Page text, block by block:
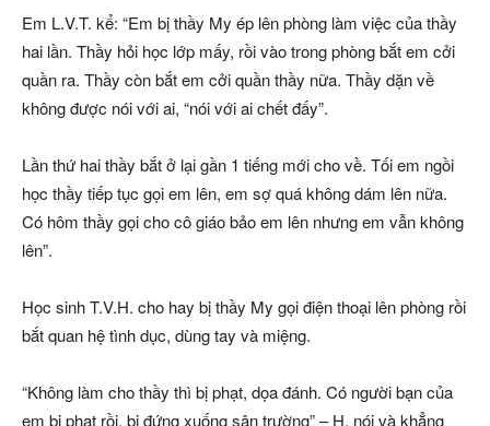
Em L.V.T. kể: “Em bị thầy My ép lên phòng làm việc của thầy
hai lần. Thầy hỏi học lớp mấy, rồi vào trong phòng bắt em cởi
quần ra. Thầy còn bắt em cởi quần thầy nữa. Thầy dặn về
không được nói với ai, “nói với ai chết đấy”.
Lần thứ hai thầy bắt ở lại gần 1 tiếng mới cho về. Tối em ngồi
học thầy tiếp tục gọi em lên, em sợ quá không dám lên nữa.
Có hôm thầy gọi cho cô giáo bảo em lên nhưng em vẫn không
lên”.
Học sinh T.V.H. cho hay bị thầy My gọi điện thoại lên phòng rồi
bắt quan hệ tình dục, dùng tay và miệng.
“Không làm cho thầy thì bị phạt, dọa đánh. Có người bạn của
em bị phạt rồi, bị đứng xuống sân trường” – H. nói và khẳng